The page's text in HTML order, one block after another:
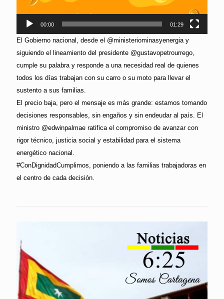
00:00 01:29
El Gobierno nacional, desde el @ministeriominasyenergia y
siguiendo el lineamiento del presidente @gustavopetrourrego,
cumple su palabra y responde a una necesidad real de quienes
todos los días trabajan con su carro o su moto para llevar el
sustento a sus familias.
El precio baja, pero el mensaje es más grande: estamos tomando
decisiones responsables, sin engaños y sin endeudar al país. El
ministro @edwinpalmae ratifica el compromiso de avanzar con
rigor técnico, justicia social y estabilidad para el sistema
energético nacional.
#ConDignidadCumplimos, poniendo a las familias trabajadoras en
el centro de cada decisión.